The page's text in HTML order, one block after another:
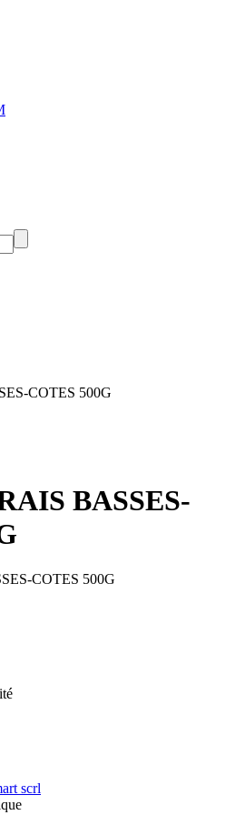
COTES 500G
BASSES-
scrl